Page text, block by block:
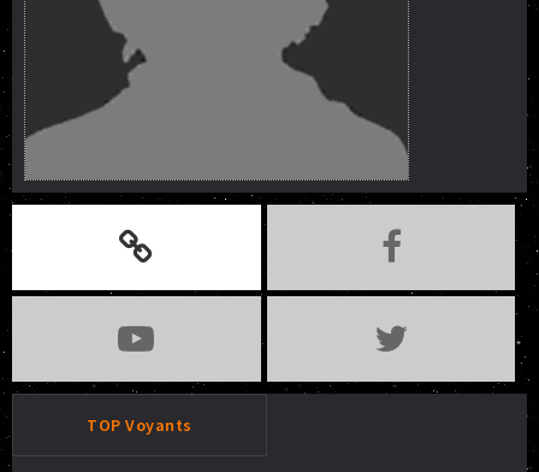
TOP Voyants